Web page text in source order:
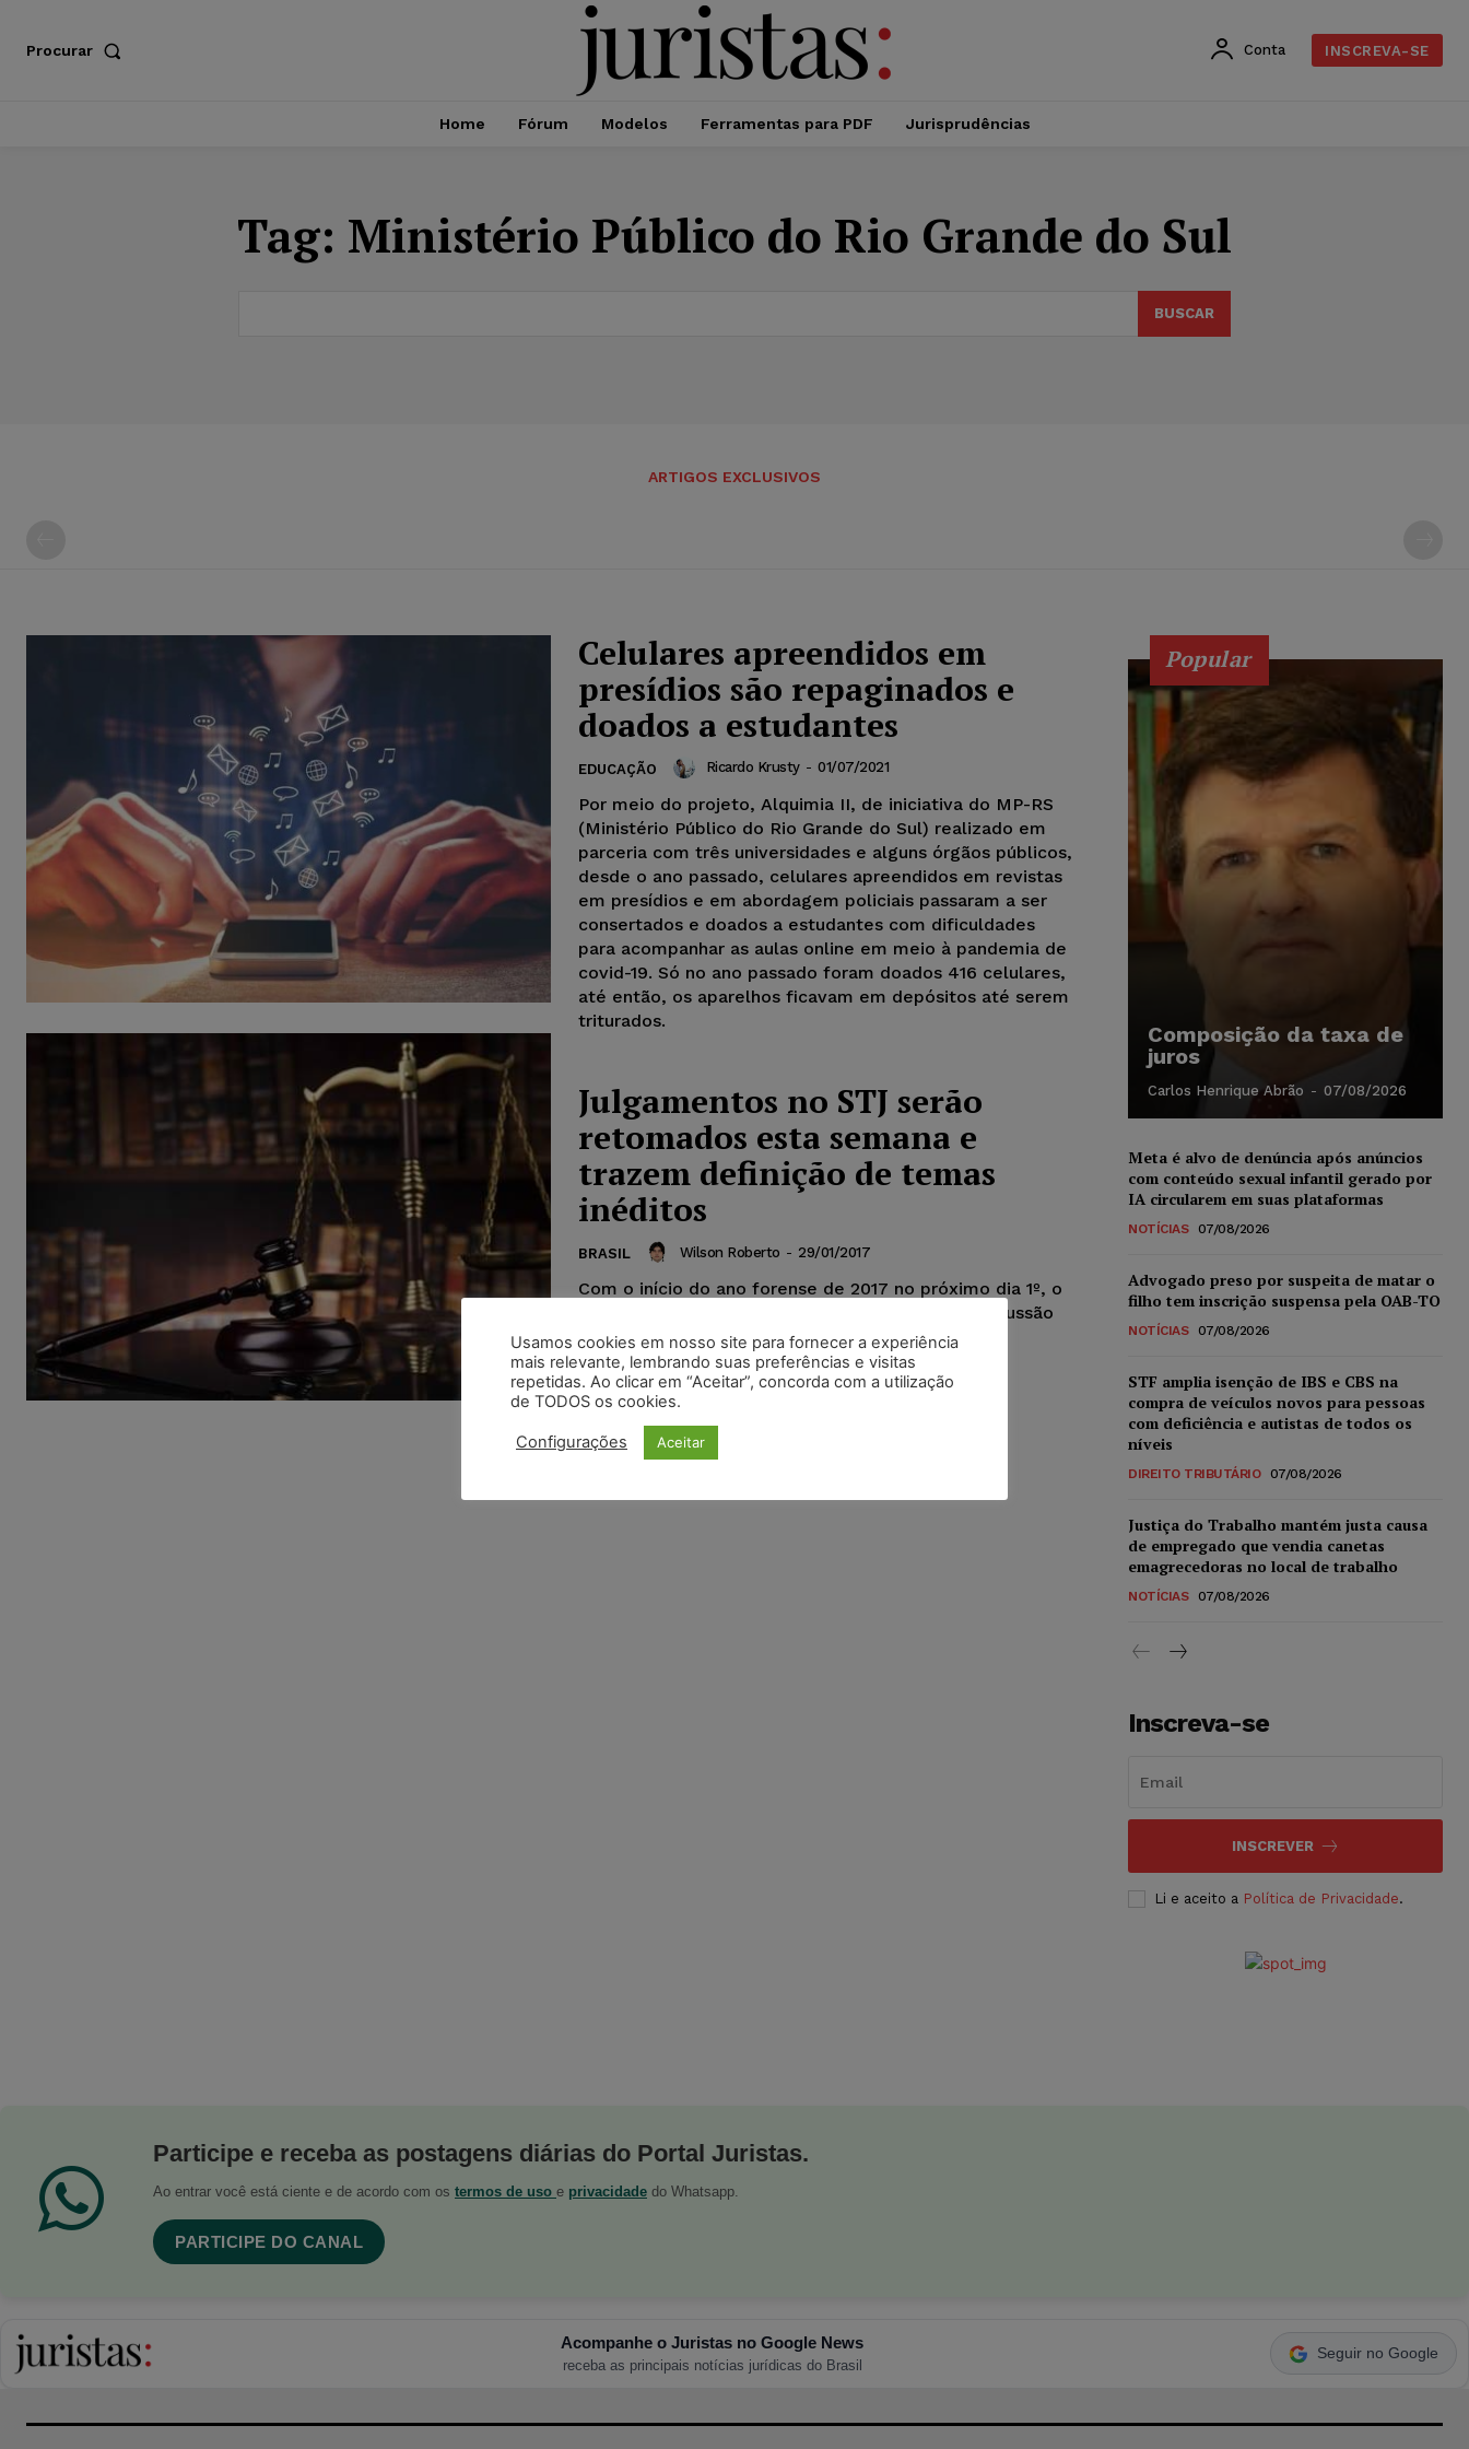
Procurar Conta INSCREVA-SE
Home Fórum Modelos Ferramentas para PDF Jurisprudências
Tag: Ministério Público do Rio Grande do Sul
BUSCAR
ARTIGOS EXCLUSIVOS
Celulares apreendidos em
presídios são repaginados e
doados a estudantes
EDUCAÇÃO Ricardo Krusty - 01/07/2021
Por meio do projeto, Alquimia II, de iniciativa do MP-RS
(Ministério Público do Rio Grande do Sul) realizado em
parceria com três universidades e alguns órgãos públicos,
desde o ano passado, celulares apreendidos em revistas
em presídios e em abordagem policiais passaram a ser
consertados e doados a estudantes com dificuldades
para acompanhar as aulas online em meio à pandemia de
covid-19. Só no ano passado foram doados 416 celulares,
até então, os aparelhos ficavam em depósitos até serem
triturados.
Julgamentos no STJ serão
retomados esta semana e
trazem definição de temas
inéditos
BRASIL Wilson Roberto - 29/01/2017
Com o início do ano forense de 2017 no próximo dia 1º, o
Superior Tribunal de Justiça (STJ) retomará a discussão
de temas relevantes,...
Popular
Composição da taxa de
juros
Carlos Henrique Abrão - 07/08/2026
Meta é alvo de denúncia após anúncios
com conteúdo sexual infantil gerado por
IA circularem em suas plataformas
NOTÍCIAS 07/08/2026
Advogado preso por suspeita de matar o
filho tem inscrição suspensa pela OAB-TO
NOTÍCIAS 07/08/2026
STF amplia isenção de IBS e CBS na
compra de veículos novos para pessoas
com deficiência e autistas de todos os
níveis
DIREITO TRIBUTÁRIO 07/08/2026
Justiça do Trabalho mantém justa causa
de empregado que vendia canetas
emagrecedoras no local de trabalho
NOTÍCIAS 07/08/2026
Inscreva-se
INSCREVER
Li e aceito a Política de Privacidade.
Participe e receba as postagens diárias do Portal Juristas.
Ao entrar você está ciente e de acordo com os termos de uso e privacidade do Whatsapp.
PARTICIPE DO CANAL
Acompanhe o Juristas no Google News
receba as principais notícias jurídicas do Brasil
Seguir no Google
Usamos cookies em nosso site para fornecer a experiência
mais relevante, lembrando suas preferências e visitas
repetidas. Ao clicar em “Aceitar”, concorda com a utilização
de TODOS os cookies.
Configurações Aceitar